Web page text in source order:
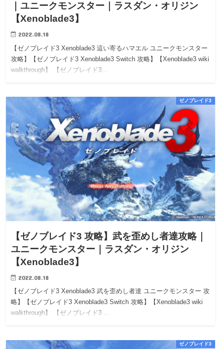
｜ユニークモンスター｜ラスダン・オリジン
【Xenoblade3】
2022.08.18
【ゼノブレイド3 Xenoblade3 這い寄るハマエル ユニークモンスター
攻略】【ゼノブレイド3 Xenoblade3 Switch 攻略】【Xenoblade3 wiki
walkthrough】 【ゼノブレイド3…
ゼノブレイド3
【ゼノブレイド3 攻略】武を歪めし者達攻略｜
ユニークモンスター｜ラスダン・オリジン
【Xenoblade3】
2022.08.18
【ゼノブレイド3 Xenoblade3 武を歪めし者達 ユニークモンスター 攻
略】【ゼノブレイド3 Xenoblade3 Switch 攻略】【Xenoblade3 wiki
walkthrough】 【ゼノブレイド3 …
ゼノブレイド3